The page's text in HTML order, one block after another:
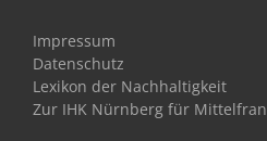
Impressum
Datenschutz
Lexikon der Nachhaltigkeit
Zur IHK Nürnberg für